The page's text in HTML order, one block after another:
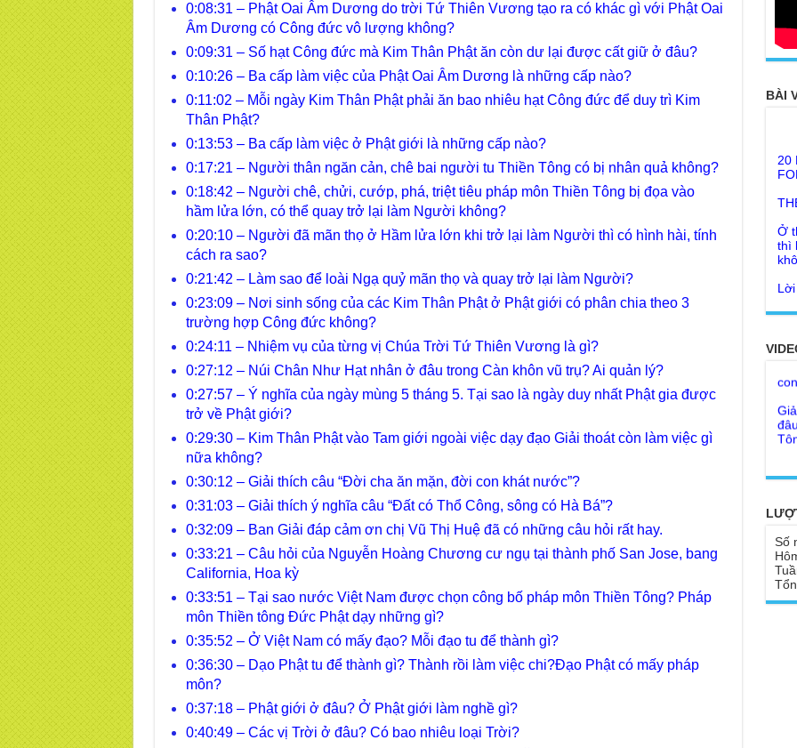
0:08:31 – Phật Oai Âm Dương do trời Tứ Thiên Vương tạo ra có khác gì với Phật Oai
Âm Dương có Công đức vô lượng không?
0:09:31 – Số hạt Công đức mà Kim Thân Phật ăn còn dư lại được cất giữ ở đâu?
0:10:26 – Ba cấp làm việc của Phật Oai Âm Dương là những cấp nào?
0:11:02 – Mỗi ngày Kim Thân Phật phải ăn bao nhiêu hạt Công đức để duy trì Kim
Thân Phật?
0:13:53 – Ba cấp làm việc ở Phật giới là những cấp nào?
0:17:21 – Người thân ngăn cản, chê bai người tu Thiền Tông có bị nhân quả không?
0:18:42 – Người chê, chửi, cướp, phá, triệt tiêu pháp môn Thiền Tông bị đọa vào
hầm lửa lớn, có thể quay trở lại làm Người không?
0:20:10 – Người đã mãn thọ ở Hầm lửa lớn khi trở lại làm Người thì có hình hài, tính
cách ra sao?
0:21:42 – Làm sao để loài Ngạ quỷ mãn thọ và quay trở lại làm Người?
0:23:09 – Nơi sinh sống của các Kim Thân Phật ở Phật giới có phân chia theo 3
trường hợp Công đức không?
0:24:11 – Nhiệm vụ của từng vị Chúa Trời Tứ Thiên Vương là gì?
0:27:12 – Núi Chân Như Hạt nhân ở đâu trong Càn khôn vũ trụ? Ai quản lý?
0:27:57 – Ý nghĩa của ngày mùng 5 tháng 5. Tại sao là ngày duy nhất Phật gia được
trở về Phật giới?
0:29:30 – Kim Thân Phật vào Tam giới ngoài việc dạy đạo Giải thoát còn làm việc gì
nữa không?
0:30:12 – Giải thích câu “Đời cha ăn mặn, đời con khát nước”?
0:31:03 – Giải thích ý nghĩa câu “Đất có Thổ Công, sông có Hà Bá”?
0:32:09 – Ban Giải đáp cảm ơn chị Vũ Thị Huệ đã có những câu hỏi rất hay.
0:33:21 – Câu hỏi của Nguyễn Hoàng Chương cư ngụ tại thành phố San Jose, bang
California, Hoa kỳ
0:33:51 – Tại sao nước Việt Nam được chọn công bố pháp môn Thiền Tông? Pháp
môn Thiền tông Đức Phật dạy những gì?
0:35:52 – Ở Việt Nam có mấy đạo? Mỗi đạo tu để thành gì?
0:36:30 – Dạo Phật tu để thành gì? Thành rồi làm việc chi?Đạo Phật có mấy pháp
môn?
0:37:18 – Phật giới ở đâu? Ở Phật giới làm nghề gì?
0:40:49 – Các vị Trời ở đâu? Có bao nhiêu loại Trời?
BÀI
Ở
Tổ
Số